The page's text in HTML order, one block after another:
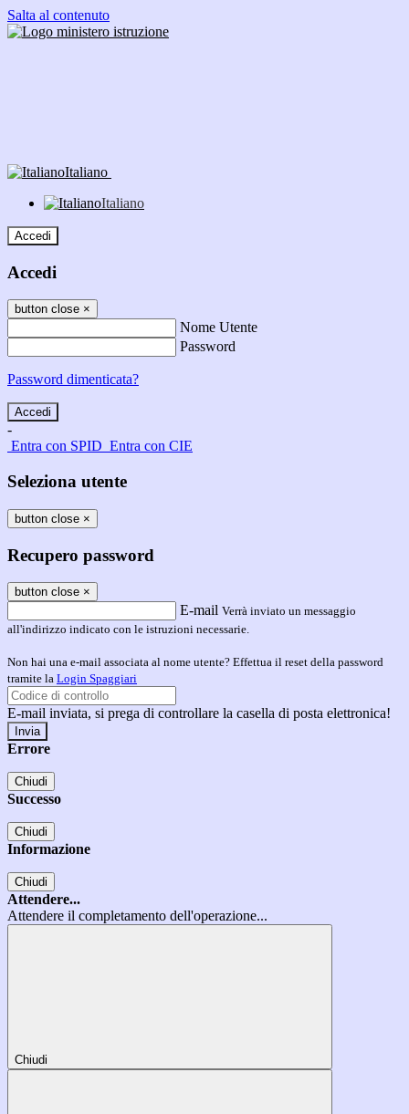
Salta al contenuto
Italiano
Italiano
Accedi
Accedi
button close ×
Nome Utente
Password
Password dimenticata?
-
Entra con SPID Entra con CIE
Seleziona utente
button close ×
Recupero password
button close ×
E-mail Verrà inviato un messaggio
all'indirizzo indicato con le istruzioni necessarie.
Non hai una e-mail associata al nome utente? Effettua il reset della password
tramite la Login Spaggiari
E-mail inviata, si prega di controllare la casella di posta elettronica!
Errore
Chiudi
Successo
Chiudi
Informazione
Chiudi
Attendere...
Attendere il completamento dell'operazione...
Chiudi